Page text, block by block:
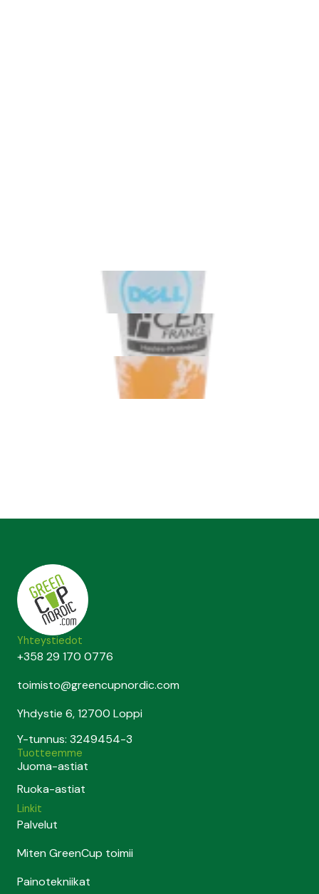
Yhteystiedot
+358 29 170 0776
toimisto@greencupnordic.com
Yhdystie 6, 12700 Loppi
Y-tunnus: 3249454-3
Tuotteemme
Juoma-astiat
Ruoka-astiat
Linkit
Palvelut
Miten GreenCup toimii
Painotekniikat